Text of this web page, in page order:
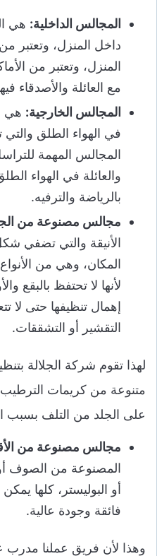
المجالس الداخلية: هي
داخل المنزل، وتعتبر
المنزل، وتعتبر من
مع العائلة والأصدقاء
المجالس الخارجية: هي
في الهواء الطلق والتي
المجالس المهمة
والعائلة في الهواء
بالرياضة والترفيه.
مجالس مصنوعة من
الأنيقة والتي تضفي
المكان، وهي من
لأنها لا تحتفظ بالبقع
إهمال تنظيفها حتى لا
التقشير أو التشققات.
لهذا تقوم شركة الجلالة
متنوعة من كريمات
على الجلد من التلف بسبب
مجالس مصنوعة من
المصنوعة من الصوف أو
أو البوليستر، كلها
فائقة وجودة عالية.
وهذا لأن فريق عملنا